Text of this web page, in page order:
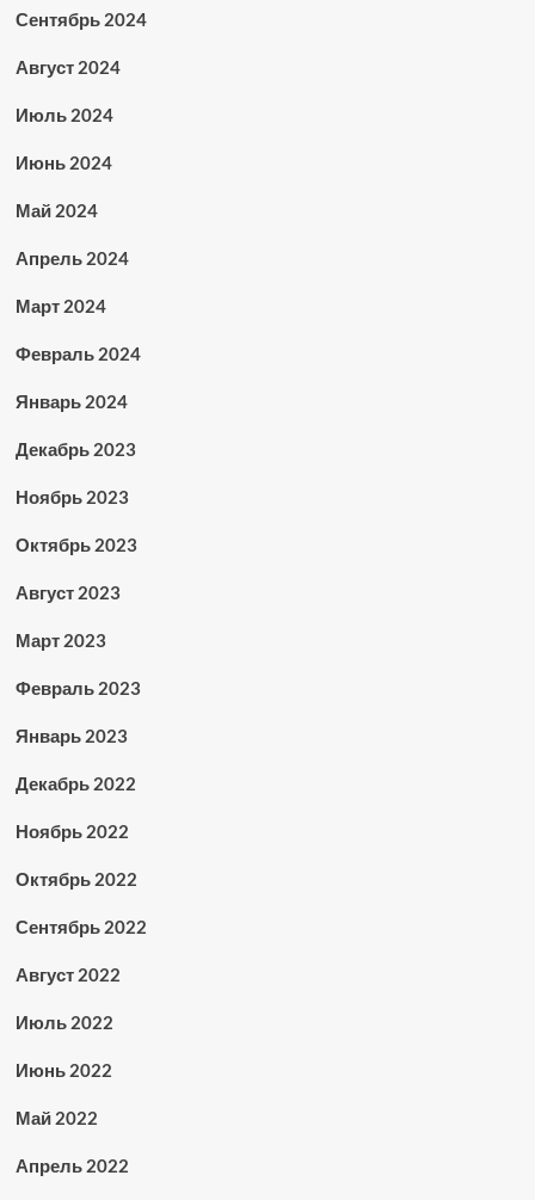
Сентябрь 2024
Август 2024
Июль 2024
Июнь 2024
Май 2024
Апрель 2024
Март 2024
Февраль 2024
Январь 2024
Декабрь 2023
Ноябрь 2023
Октябрь 2023
Август 2023
Март 2023
Февраль 2023
Январь 2023
Декабрь 2022
Ноябрь 2022
Октябрь 2022
Сентябрь 2022
Август 2022
Июль 2022
Июнь 2022
Май 2022
Апрель 2022